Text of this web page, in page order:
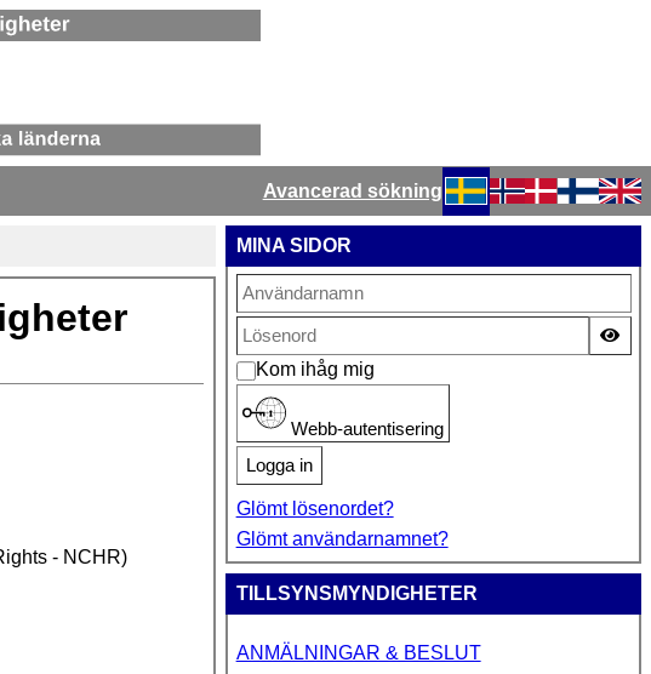
Avancerad sökning
Välj ditt språk
- NCHR)
MINA SIDOR
Kom ihåg mig
Webb-autentisering
Logga in
Glömt lösenordet?
Glömt användarnamnet?
TILLSYNSMYNDIGHETER
ANMÄLNINGAR & BESLUT